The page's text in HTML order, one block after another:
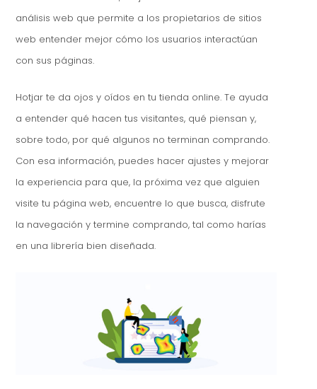
análisis web que permite a los propietarios de sitios
web entender mejor cómo los usuarios interactúan
con sus páginas.
Hotjar te da ojos y oídos en tu tienda online. Te ayuda
a entender qué hacen tus visitantes, qué piensan y,
sobre todo, por qué algunos no terminan comprando.
Con esa información, puedes hacer ajustes y mejorar
la experiencia para que, la próxima vez que alguien
visite tu página web, encuentre lo que busca, disfrute
la navegación y termine comprando, tal como harías
en una librería bien diseñada.